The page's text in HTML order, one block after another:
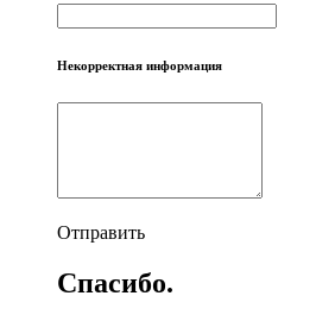
Некорректная информация
Отправить
Спасибо.